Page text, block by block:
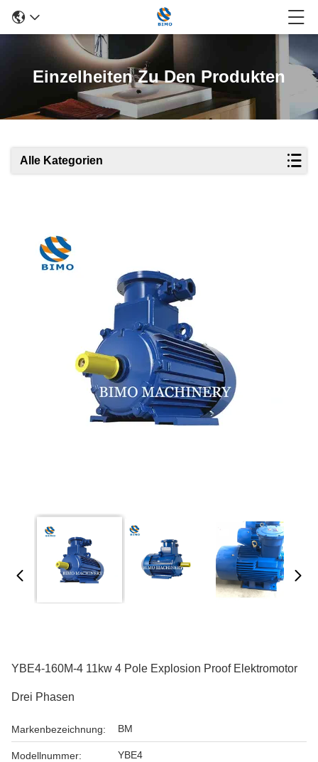
Einzelheiten Zu Den Produkten
Alle Kategorien
YBE4-160M-4 11kw 4 Pole Explosion Proof Elektromotor
Drei Phasen
Markenbezeichnung: BM
Modellnummer: YBE4